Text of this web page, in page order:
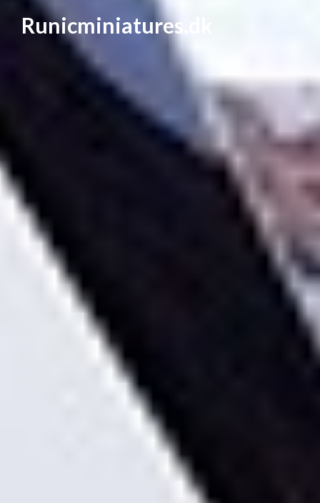
Runicminiatures.dk